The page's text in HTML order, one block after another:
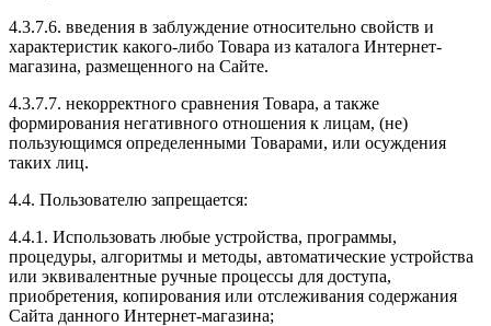
4.3.7.6. введения в заблуждение относительно свойств и
характеристик какого-либо Товара из каталога Интернет-
магазина, размещенного на Сайте.
4.3.7.7. некорректного сравнения Товара, а также
формирования негативного отношения к лицам, (не)
пользующимся определенными Товарами, или осуждения
таких лиц.
4.4. Пользователю запрещается:
4.4.1. Использовать любые устройства, программы,
процедуры, алгоритмы и методы, автоматические устройства
или эквивалентные ручные процессы для доступа,
приобретения, копирования или отслеживания содержания
Сайта данного Интернет-магазина;